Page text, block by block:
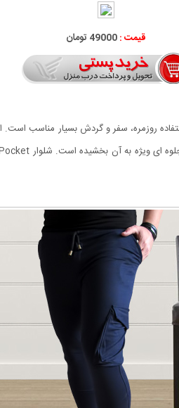
قیمت :49000 تومان